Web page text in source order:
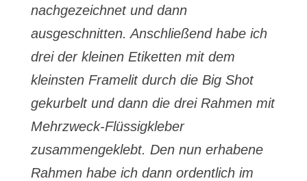
nachgezeichnet und dann
ausgeschnitten. Anschließend habe ich
drei der kleinen Etiketten mit dem
kleinsten Framelit durch die Big Shot
gekurbelt und dann die drei Rahmen mit
Mehrzweck-Flüssigkleber
zusammengeklebt. Den nun erhabene
Rahmen habe ich dann ordentlich im